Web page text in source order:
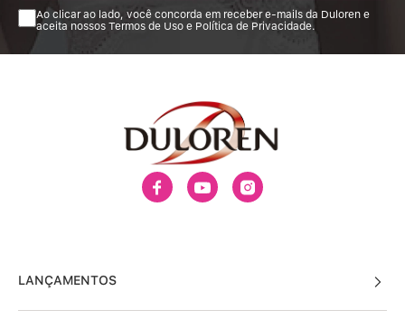
Ao clicar ao lado, você concorda em receber e-mails da Duloren e
aceita nossos Termos de Uso e Política de Privacidade.
LANÇAMENTOS